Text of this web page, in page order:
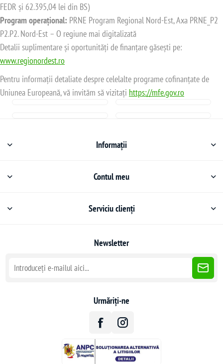
FEDR și 62.395,04 lei din BS)
Program operațional: PRNE Program Regional Nord-Est, Axa PRNE_P2
P2.P2. Nord-Est – O regiune mai digitalizată
Detalii suplimentare și oportunități de finanțare găsești pe:
www.regionordest.ro
Pentru informații detaliate despre celelalte programe cofinanțate de
Uniunea Europeană, vă invităm să vizitați https://mfe.gov.ro
Informații
Contul meu
Serviciu clienți
Newsletter
Urmăriți-ne